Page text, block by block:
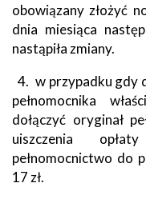
obowiązany złożyć
dnia miesiąca
nastąpiła zmiany.
4. w przypadku gdy
pełnomocnika
dołączyć oryginał
uiszczenia
pełnomocnictwo do
17 zł.